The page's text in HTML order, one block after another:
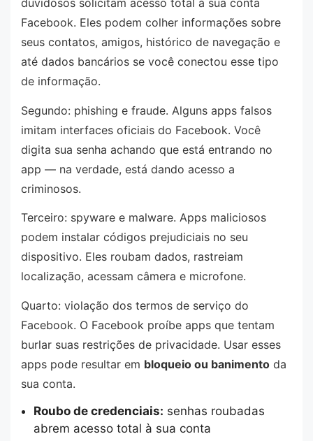
Facebook. Eles podem colher informações sobre
seus contatos, amigos, histórico de navegação e
até dados bancários se você conectou esse tipo
de informação.
Segundo: phishing e fraude. Alguns apps falsos
imitam interfaces oficiais do Facebook. Você
digita sua senha achando que está entrando no
app — na verdade, está dando acesso a
criminosos.
Terceiro: spyware e malware. Apps maliciosos
podem instalar códigos prejudiciais no seu
dispositivo. Eles roubam dados, rastreiam
localização, acessam câmera e microfone.
Quarto: violação dos termos de serviço do
Facebook. O Facebook proíbe apps que tentam
burlar suas restrições de privacidade. Usar esses
apps pode resultar em bloqueio ou banimento da
sua conta.
Roubo de credenciais: senhas roubadas
abrem acesso total à sua conta